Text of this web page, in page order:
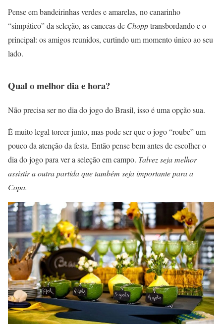
Pense em bandeirinhas verdes e amarelas, no canarinho
“simpático” da seleção, as canecas de Chopptransbordando e o
principal: os amigos reunidos, curtindo um momento único ao seu
lado.
Qual o melhor dia e hora?
Não precisa ser no dia do jogo do Brasil, isso é uma opção sua.
É muito legal torcer junto, mas pode ser que o jogo “roube” um
pouco da atenção da festa. Então pense bem antes de escolher o
dia do jogo para ver a seleção em campo. Talvez seja melhor
assistir a outra partida que também seja importante para a
Copa.